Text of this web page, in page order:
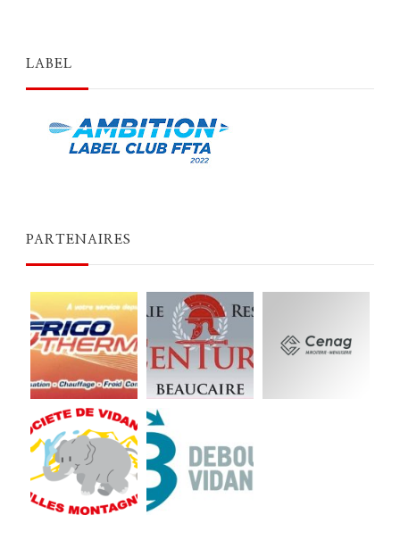
LABEL
PARTENAIRES